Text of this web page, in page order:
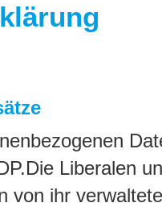
Liberalen
von ihr